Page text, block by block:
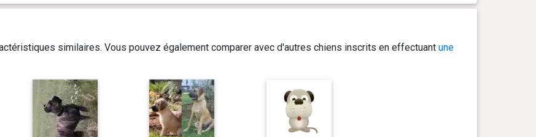
similaires. Vous pouvez également comparer avec d'autres chiens inscrits en effectuant une